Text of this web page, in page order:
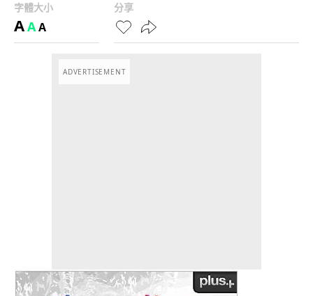
字體大小
AAA
分享
ADVERTISEMENT